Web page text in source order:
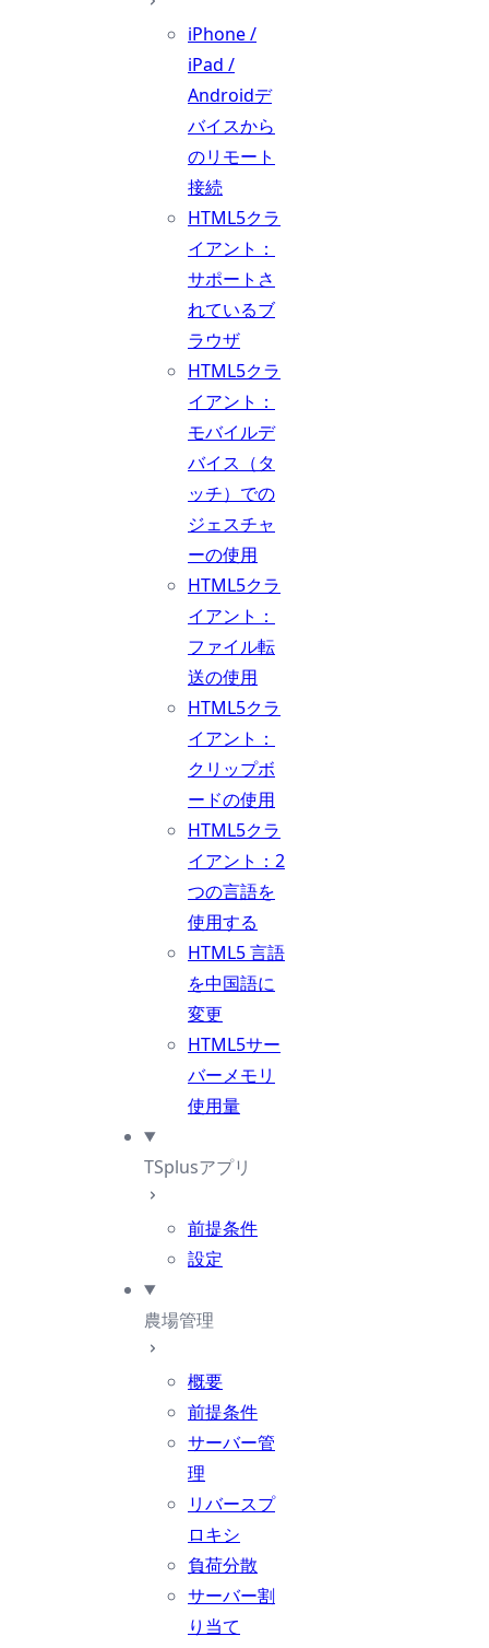
iPhone /
iPad /
Androidデ
バイスから
のリモート
接続
HTML5クラ
イアント：
サポートさ
れているブ
ラウザ
HTML5クラ
イアント：
モバイルデ
バイス（タ
ッチ）での
ジェスチャ
ーの使用
HTML5クラ
イアント：
ファイル転
送の使用
HTML5クラ
イアント：
クリップボ
ードの使用
HTML5クラ
イアント：2
つの言語を
使用する
HTML5 言語
を中国語に
変更
HTML5サー
バーメモリ
使用量
TSplusアプリ
前提条件
設定
農場管理
概要
前提条件
サーバー管
理
リバースプ
ロキシ
負荷分散
サーバー割
り当て